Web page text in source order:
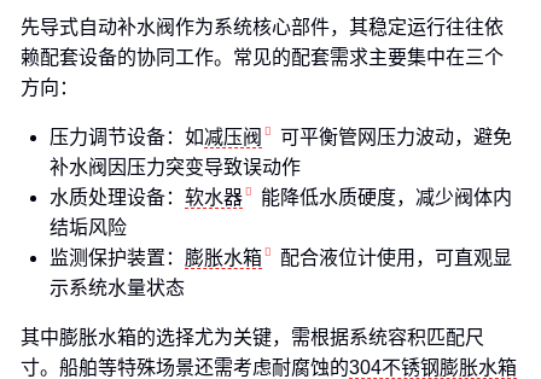
先导式自动补水阀作为系统核心部件，其稳定运行往往依
赖配套设备的协同工作。常见的配套需求主要集中在三个
方向：
压力调节设备：如减压阀
可平衡管网压力波动，避免
补水阀因压力突变导致误动作
水质处理设备： 软水器
能降低水质硬度，减少阀体内
结垢风险
监测保护装置： 膨胀水箱
配合液位计使用，可直观显
示系统水量状态
其中膨胀水箱的选择尤为关键，需根据系统容积匹配尺
寸。船舶等特殊场景还需考虑耐腐蚀的304不锈钢膨胀水箱